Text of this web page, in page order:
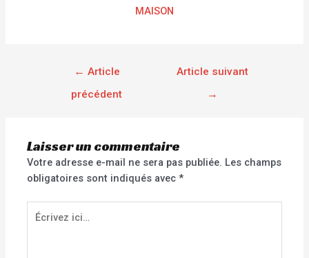
MAISON
← Article
précédent
Article suivant
→
Laisser un commentaire
Votre adresse e-mail ne sera pas publiée. Les champs
obligatoires sont indiqués avec*
Écrivez
ici…